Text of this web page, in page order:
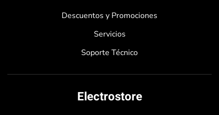
Descuentos y Promociones
Servicios
Soporte Técnico
Electrostore